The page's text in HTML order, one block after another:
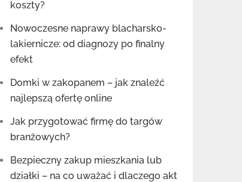
koszty?
Nowoczesne naprawy blacharsko-
lakiernicze: od diagnozy po finalny
efekt
Domki w zakopanem – jak znaleźć
najlepszą ofertę online
Jak przygotować firmę do targów
branżowych?
Bezpieczny zakup mieszkania lub
działki – na co uważać i dlaczego akt